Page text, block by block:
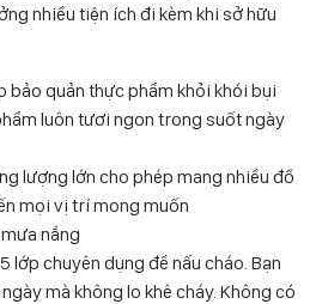
nhiều tiện ích đi kèm khi sở hữu
bảo quản thực phẩm khỏi khói bụi
luôn tươi ngon trong suốt ngày
lượng lớn cho phép mang nhiều đồ
mọi vị trí mong muốn
nắng
lớp chuyên dụng để nấu cháo. Bạn
mà không lo khê cháy. Không có